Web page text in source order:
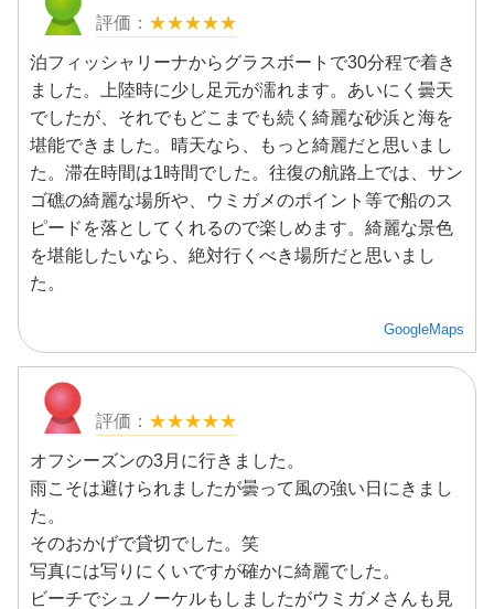
★★★★★
泊フィッシャリーナからグラスボートで30分程で着き
ました。上陸時に少し足元が濡れます。あいにく曇天
でしたが、それでもどこまでも続く綺麗な砂浜と海を
堪能できました。晴天なら、もっと綺麗だと思いまし
た。滞在時間は1時間でした。往復の航路上では、サン
ゴ礁の綺麗な場所や、ウミガメのポイント等で船のス
ピードを落としてくれるので楽しめます。綺麗な景色
を堪能したいなら、絶対行くべき場所だと思いまし
た。
GoogleMaps
★★★★★
オフシーズンの3月に行きました。
雨こそは避けられましたが曇って風の強い日にきまし
た。
そのおかげで貸切でした。笑
写真には写りにくいですが確かに綺麗でした。
ビーチでシュノーケルもしましたがウミガメさんも見